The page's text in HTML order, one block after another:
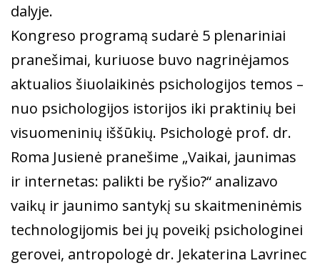
dalyje.
Kongreso programą sudarė 5 plenariniai
pranešimai, kuriuose buvo nagrinėjamos
aktualios šiuolaikinės psichologijos temos –
nuo psichologijos istorijos iki praktinių bei
visuomeninių iššūkių. Psichologė prof. dr.
Roma Jusienė pranešime „Vaikai, jaunimas
ir internetas: palikti be ryšio?“ analizavo
vaikų ir jaunimo santykį su skaitmeninėmis
technologijomis bei jų poveikį psichologinei
gerovei, antropologė dr. Jekaterina Lavrinec